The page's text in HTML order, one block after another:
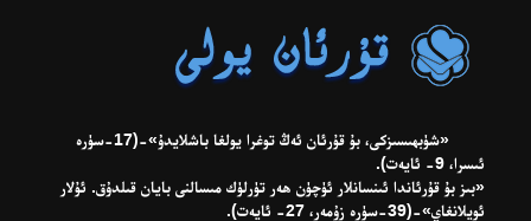
«شۈبھىسىزكى، بۇ قۇرئان ئەڭ توغرا يولغا باشلايدۇ»-(17-سۈرە
ئىسرا، 9- ئايەت).
«بىز بۇ قۇرئاندا ئىنسانلار ئۈچۈن ھەر تۈرلۈك مىسالنى بايان قىلدۇق. ئۇلار
ئويلانغاي»-(39-سۈرە زۇمەر، 27- ئايەت).